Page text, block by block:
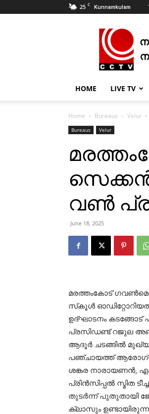
25 C Kunnamkulam
HOME LIVE TV
Home Bureaus Velur
Bureaus Velur
വണ്‍
June 18, 2025
മരത്തംകോട്
സ്‌കൂള്‍
ഉദ്ഘാടനം കടങ്ങോട്
പ്രസിഡണ്ട് റജുല
ആദൂര്‍ ചടങ്ങില്‍ മുഖ്യ
പഞ്ചായത്ത്
ശങ്കര നാരായണന്‍,
പ്രിന്‍സിപ്പല്‍ സ്മിത
തുടര്‍ന്ന് പുതുതായി
ക്ലാസും